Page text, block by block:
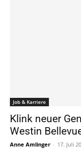
Job & Karriere
Klink neuer
Westin
Anne Amlinger - 17. Juli